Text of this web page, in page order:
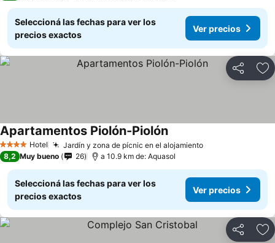
Seleccioná las fechas para ver los
precios exactos
Ver precios
Compartir
4 EstrellasHotel Jardín y zona de pícnic en el alojamientoVer precios
Apartamentos Piolón-PiolónVer precios
8,2 Muy bueno 26 a 10.9 km de: Aquasol
Seleccioná las fechas para ver los
precios exactos
Ver precios
Compartir